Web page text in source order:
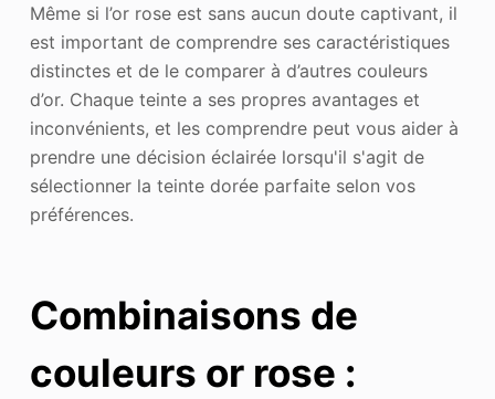
Même si l’or rose est sans aucun doute captivant, il
est important de comprendre ses caractéristiques
distinctes et de le comparer à d’autres couleurs
d’or. Chaque teinte a ses propres avantages et
inconvénients, et les comprendre peut vous aider à
prendre une décision éclairée lorsqu'il s'agit de
sélectionner la teinte dorée parfaite selon vos
préférences.
Combinaisons de
couleurs or rose :